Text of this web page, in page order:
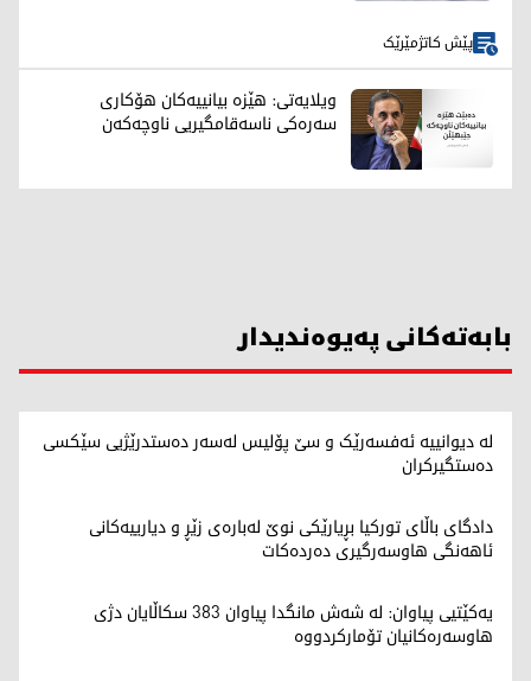
پێش کاتژمێرێک
ویلایەتی: هێزە بیانییەکان هۆکاری
سەرەکی ناسەقامگیریی ناوچەکەن
بابەتەکانی پەیوەندیدار
لە دیوانییە ئەفسەرێک و سێ پۆلیس لەسەر دەستدرێژیی سێکسی
دەستگیرکران
دادگای باڵای تورکیا بڕیارێکی نوێ لەبارەی زێڕ و دیارییەکانی
ئاهەنگی هاوسەرگیری دەردەکات
یەکێتیی پیاوان: لە شەش مانگدا پیاوان 383 سکاڵایان دژی
هاوسەرەکانیان تۆمارکردووە